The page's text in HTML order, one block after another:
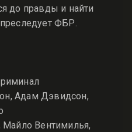
до правды и найти
ФБР.
Адам Дэвидсон,
Майло Вентимилья,